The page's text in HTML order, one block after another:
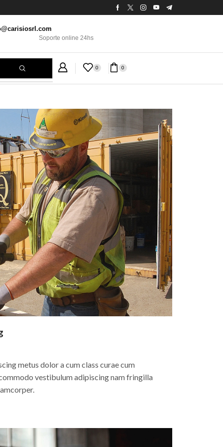
Soporte online 24hs
0 0
metus dolor a cum class curae cum
vestibulum adipiscing nam fringilla